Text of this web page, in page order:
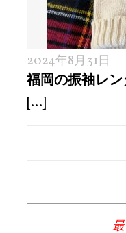
2024年8月31日
福岡の振袖レ
[...]